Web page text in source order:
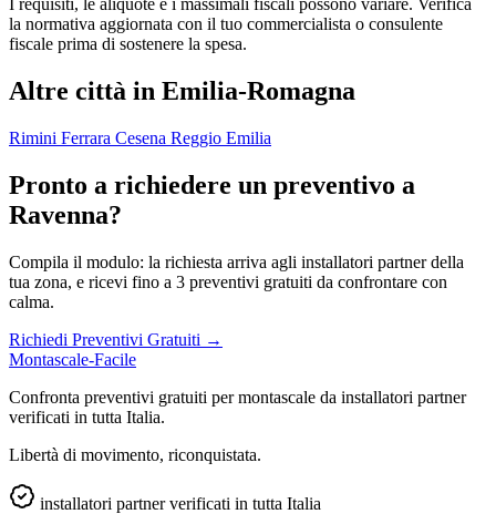
I requisiti, le aliquote e i massimali fiscali possono variare. Verifica
la normativa aggiornata con il tuo commercialista o consulente
fiscale prima di sostenere la spesa.
Altre città in Emilia-Romagna
Rimini Ferrara Cesena Reggio Emilia
Pronto a richiedere un preventivo a
Ravenna?
Compila il modulo: la richiesta arriva agli installatori partner della
tua zona, e ricevi fino a 3 preventivi gratuiti da confrontare con
calma.
Richiedi Preventivi Gratuiti →
Montascale-Facile
Confronta preventivi gratuiti per montascale da installatori partner
verificati in tutta Italia.
Libertà di movimento, riconquistata.
installatori partner verificati in tutta Italia